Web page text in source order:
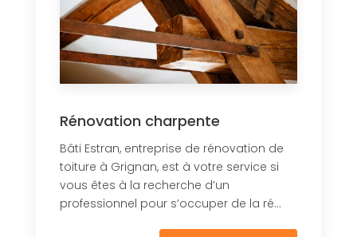
Rénovation charpente
Bâti Estran, entreprise de rénovation de
toiture à Grignan, est à votre service si
vous êtes à la recherche d’un
professionnel pour s’occuper de la ré...